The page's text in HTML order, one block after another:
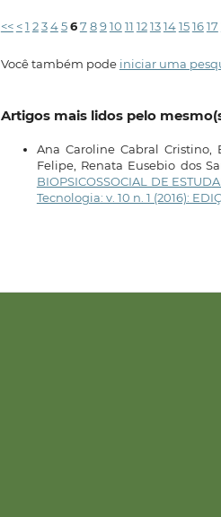
<< <1 234567 8910 11 121314151617
Você também pode iniciar uma
Artigos mais lidos pelo
Ana Caroline Cabral Cristino,
Felipe, Renata Eusebio dos
BIOPSICOSSOCIAL DE
Tecnologia: v. 10 n. 1 (2016):